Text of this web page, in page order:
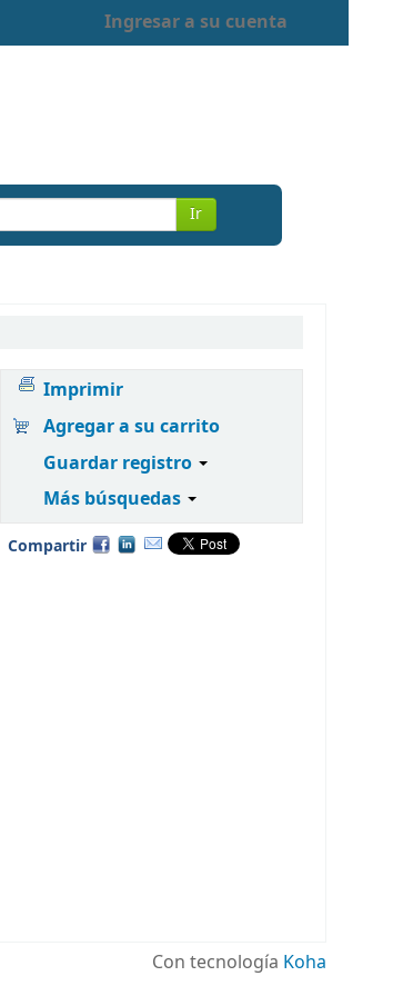
Ingresar a su cuenta
Ir
Imprimir
Agregar a su carrito
Guardar registro
Más búsquedas
Compartir
Con tecnología Koha